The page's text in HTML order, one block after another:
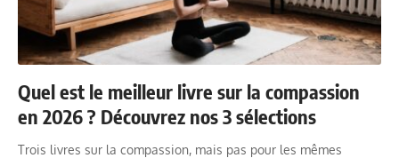
Quel est le meilleur livre sur la compassion
en 2026 ? Découvrez nos 3 sélections
Trois livres sur la compassion, mais pas pour les mêmes